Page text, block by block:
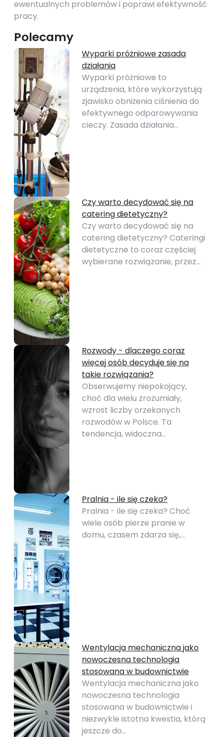
ewentualnych problemów i poprawi efektywność
pracy.
Polecamy
Wyparki próżniowe zasada
działania
Wyparki próżniowe to
urządzenia, które wykorzystują
zjawisko obniżenia ciśnienia do
efektywnego odparowywania
cieczy. Zasada działania…
Czy warto decydować się na
catering dietetyczny?
Czy warto decydować się na
catering dietetyczny? Cateringi
dietetyczne to coraz częściej
wybierane rozwiązanie, przez…
Rozwody - dlaczego coraz
więcej osób decyduje się na
takie rozwiązania?
Obserwujemy niepokojący,
choć dla wielu zrozumiały,
wzrost liczby orzekanych
rozwodów w Polsce. Ta
tendencja, widoczna…
Pralnia - ile się czeka?
Pralnia - ile się czeka? Choć
wiele osób pierze pranie w
domu, czasem zdarza się,…
Wentylacja mechaniczna jako
nowoczesna technologia
stosowana w budownictwie
Wentylacja mechaniczna jako
nowoczesna technologia
stosowana w budownictwie i
niezwykle istotna kwestia, którą
jeszcze do…